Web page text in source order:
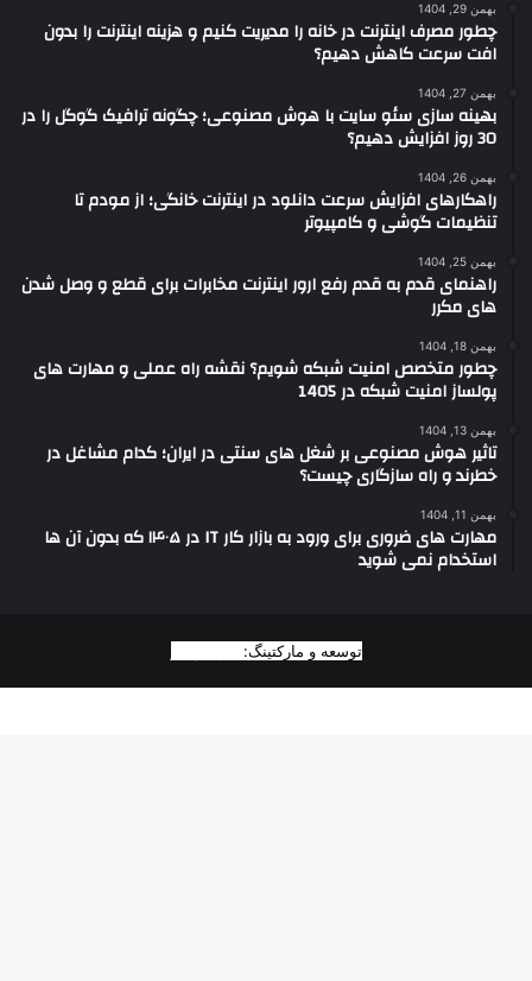
بهمن 29, 1404
چطور مصرف اینترنت در خانه را مدیریت کنیم و هزینه اینترنت را بدون
افت سرعت کاهش دهیم؟
بهمن 27, 1404
بهینه سازی سئو سایت با هوش مصنوعی؛ چگونه ترافیک گوگل را در
30 روز افزایش دهیم؟
بهمن 26, 1404
راهکارهای افزایش سرعت دانلود در اینترنت خانگی؛ از مودم تا
تنظیمات گوشی و کامپیوتر
بهمن 25, 1404
راهنمای قدم به قدم رفع ارور اینترنت مخابرات برای قطع و وصل شدن
های مکرر
بهمن 18, 1404
چطور متخصص امنیت شبکه شویم؟ نقشه راه عملی و مهارت های
پولساز امنیت شبکه در 1405
بهمن 13, 1404
تاثیر هوش مصنوعی بر شغل های سنتی در ایران؛ کدام مشاغل در
خطرند و راه سازگاری چیست؟
بهمن 11, 1404
مهارت های ضروری برای ورود به بازار کار IT در ۱۴۰۵ که بدون آن ها
استخدام نمی شوید
توسعه و مارکتینگ: